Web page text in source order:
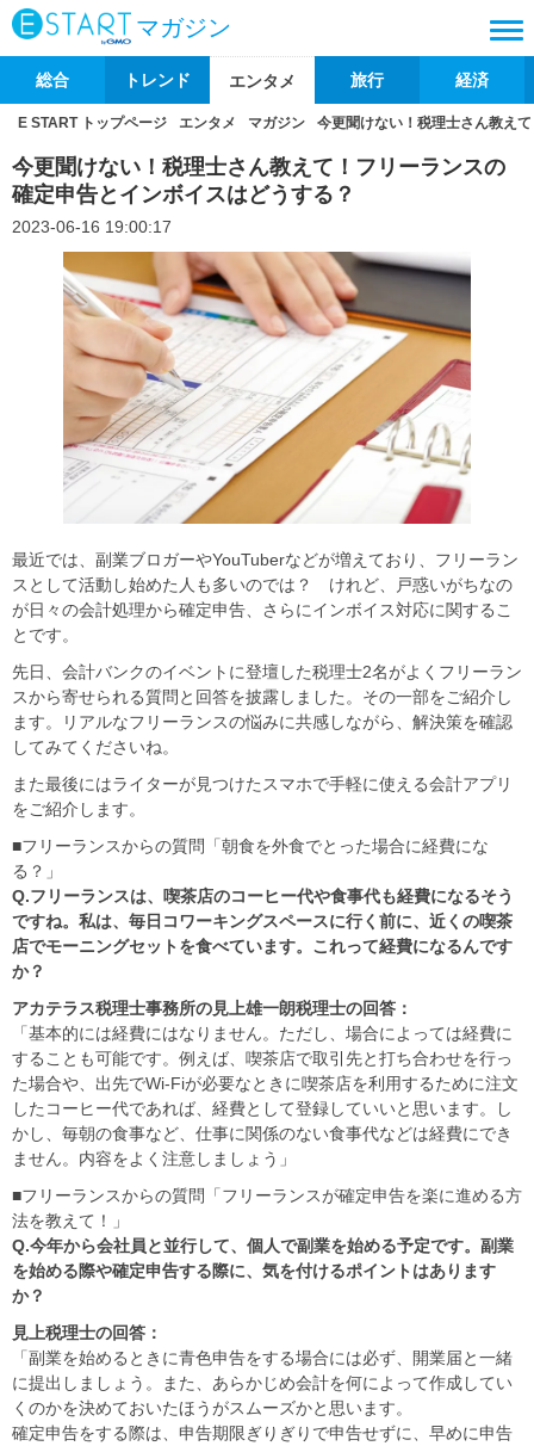
マガジン
総合 トレンド エンタメ 旅行 経済
E START トップページ エンタメ マガジン 今更聞けない！税理士さん教え
今更聞けない！税理士さん教えて！フリーランスの
確定申告とインボイスはどうする？
2023-06-16 19:00:17
最近では、副業ブロガーやYouTuberなどが増えており、フリーラン
スとして活動し始めた人も多いのでは？ けれど、戸惑いがちなの
が日々の会計処理から確定申告、さらにインボイス対応に関するこ
とです。
先日、会計バンクのイベントに登壇した税理士2名がよくフリーラン
スから寄せられる質問と回答を披露しました。その一部をご紹介し
ます。リアルなフリーランスの悩みに共感しながら、解決策を確認
してみてくださいね。
また最後にはライターが見つけたスマホで手軽に使える会計アプリ
をご紹介します。
■フリーランスからの質問「朝食を外食でとった場合に経費にな
る？」
Q.フリーランスは、喫茶店のコーヒー代や食事代も経費になるそう
ですね。私は、毎日コワーキングスペースに行く前に、近くの喫茶
店でモーニングセットを食べています。これって経費になるんです
か？
アカテラス税理士事務所の見上雄一朗税理士の回答：
「基本的には経費にはなりません。ただし、場合によっては経費に
することも可能です。例えば、喫茶店で取引先と打ち合わせを行っ
た場合や、出先でWi-Fiが必要なときに喫茶店を利用するために注文
したコーヒー代であれば、経費として登録していいと思います。し
かし、毎朝の食事など、仕事に関係のない食事代などは経費にでき
ません。内容をよく注意しましょう」
■フリーランスからの質問「フリーランスが確定申告を楽に進める方
法を教えて！」
Q.今年から会社員と並行して、個人で副業を始める予定です。副業
を始める際や確定申告する際に、気を付けるポイントはあります
か？
見上税理士の回答：
「副業を始めるときに青色申告をする場合には必ず、開業届と一緒
に提出しましょう。また、あらかじめ会計を何によって作成してい
くのかを決めておいたほうがスムーズかと思います。
確定申告をする際は、申告期限ぎりぎりで申告せずに、早めに申告